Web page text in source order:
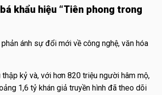
khẩu hiệu “Tiên phong trong
ánh sự đổi mới về công nghệ, văn hóa
kỷ và, với hơn 820 triệu người hâm mộ,
1,6 tỷ khán giả truyền hình đã theo dõi